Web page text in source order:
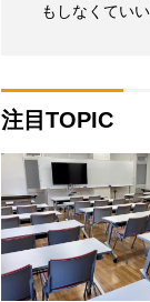
もしなくてい
注目TOPIC